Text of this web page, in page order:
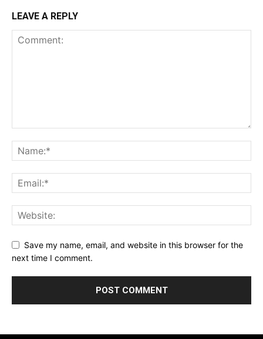
LEAVE A REPLY
Save my name, email, and website in this browser for the
next time I comment.